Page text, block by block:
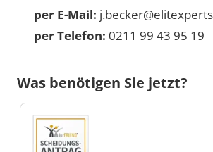
per E-Mail:
per Telefon: 0211 99 43 95 19
Was benötigen Sie jetzt?